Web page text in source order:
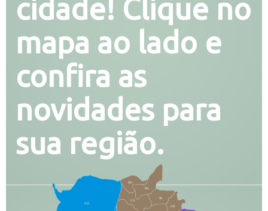
cidade! Clique no
mapa ao lado e
confira as
novidades para
sua região.
CO
CX
AL
CR
PG
SO